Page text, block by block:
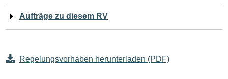
Aufträge zu diesem RV
Regelungsvorhaben herunterladen (PDF)